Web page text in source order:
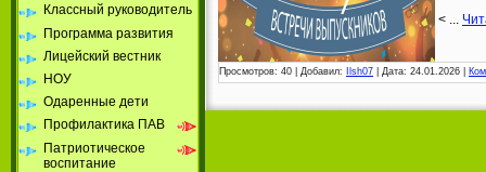
Классный руководитель
Программа развития
Лицейский вестник
НОУ
Одаренные дети
Профилактика ПАВ
Патриотическое
воспитание
< ...
Просмотров: 40 Добавил: Ilsh07 Дата: 24.01.2026